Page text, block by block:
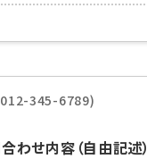
012-345-6789)
わせ内容（自由記述）